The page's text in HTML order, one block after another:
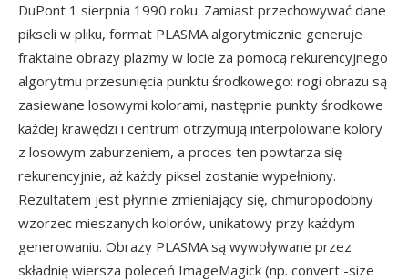
DuPont 1 sierpnia 1990 roku. Zamiast przechowywać dane
pikseli w pliku, format PLASMA algorytmicznie generuje
fraktalne obrazy plazmy w locie za pomocą rekurencyjnego
algorytmu przesunięcia punktu środkowego: rogi obrazu są
zasiewane losowymi kolorami, następnie punkty środkowe
każdej krawędzi i centrum otrzymują interpolowane kolory
z losowym zaburzeniem, a proces ten powtarza się
rekurencyjnie, aż każdy piksel zostanie wypełniony.
Rezultatem jest płynnie zmieniający się, chmuropodobny
wzorzec mieszanych kolorów, unikatowy przy każdym
generowaniu. Obrazy PLASMA są wywoływane przez
składnię wiersza poleceń ImageMagick (np. convert -size